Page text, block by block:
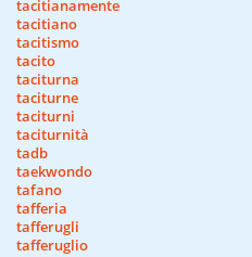
tacitianamente
tacitiano
tacitismo
tacito
taciturna
taciturne
taciturni
taciturnità
tadb
taekwondo
tafano
tafferia
tafferugli
tafferuglio